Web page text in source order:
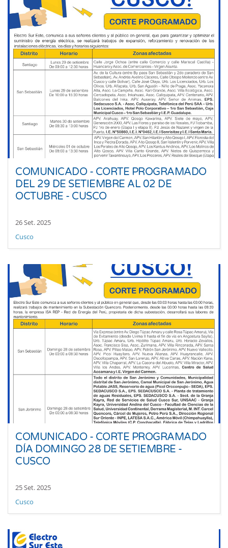
COMUNICADO - CORTE PROGRAMADO
DEL 29 DE SETIEMBRE AL 02 DE
OCTUBRE - CUSCO
26 Set. 2025
Cusco
COMUNICADO - CORTE PROGRAMADO
DÍA DOMINGO 28 DE SETIEMBRE -
CUSCO
25 Set. 2025
Cusco